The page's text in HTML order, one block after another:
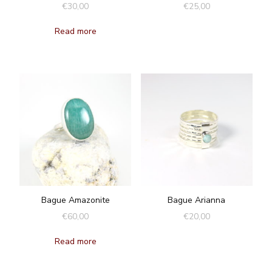
€30,00
Read more
€25,00
Bague Amazonite
€60,00
Read more
Bague Arianna
€20,00